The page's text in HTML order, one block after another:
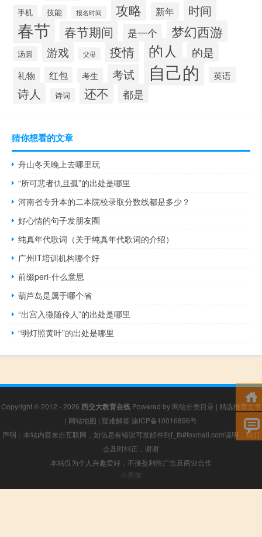
手机 技能 报名时间 攻略 新年 时间
春节 春节期间 是一个 梦幻西游
汤圆 游戏 父母 疫情 的人 的是
礼物 红包 考生 考试 自己的 英语
诗人 诗词 还不 都是
猜你想看的文章
舟山冬天晚上去哪里玩
“所可悲者仇且孤”的出处是哪里
河南省专升本的二本院校录取分数线都是多少？
好心情的句子发朋友圈
纯真年代歌词（关于纯真年代歌词的介绍）
广州IT培训机构哪个好
前缀peri-什么意思
葫芦岛是属于哪个省
“出宫入徵随伶人”的出处是哪里
“明灯照黄叶”的出处是哪里
Copyright © 2012 - 2026 西交大教育在线Powered by 网站分类目录 | 精选推荐文章
| 网站地图 | 疑难解答 渝ICP备10016896号
声明：本站内容来自互联网，如信息有错误可发邮件到f_fb#foxmail.com说明，我们
会及时纠正，谢谢
本站仅为个人兴趣爱好，不接盈利性广告及商业合作
小男孩